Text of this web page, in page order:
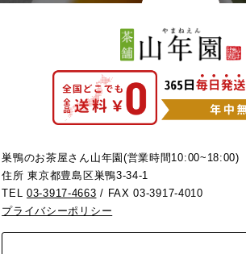
巣鴨のお茶屋さん山年園(営業時間10:00~18:00)
住所 東京都豊島区巣鴨3-34-1
TEL03-3917-4663 / FAX 03-3917-4010
プライバシーポリシー